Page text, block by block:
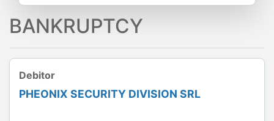
BANKRUPTCY
Debitor
PHEONIX SECURITY DIVISION SRL